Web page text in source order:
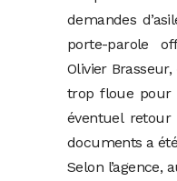
demandes
porte-parole
Olivier
trop floue pour
éventuel retour
documents a
Selon l’agence,